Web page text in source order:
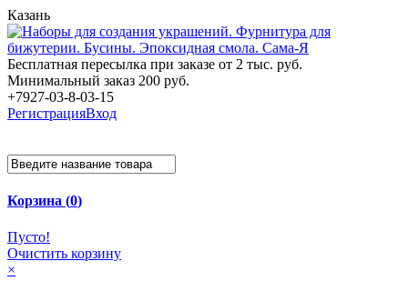
Казань
Бесплатная пересылка при заказе от 2 тыс. руб.
Минимальный заказ 200 руб.
+7927-03-8-03-15
РегистрацияВход
Корзина (0)
Пусто!
Очистить корзину
×